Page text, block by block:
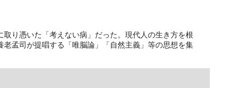
り憑いた「考えない病」だった。現代人の生き方を根
孟司が提唱する「唯脳論」「自然主義」等の思想を集